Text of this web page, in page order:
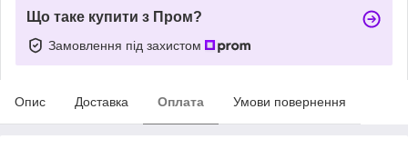
Що таке купити з Пром?
Замовлення під захистом
Опис Доставка Оплата Умови повернення